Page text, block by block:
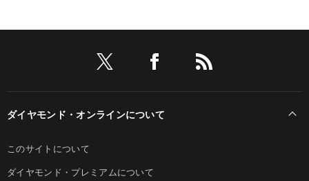
ダイヤモンド・オンラインについて
このサイトについて
ダイヤモンド・プレミアムについて